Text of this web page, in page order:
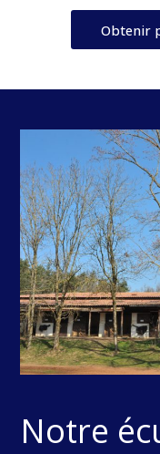
Obtenir
Notre